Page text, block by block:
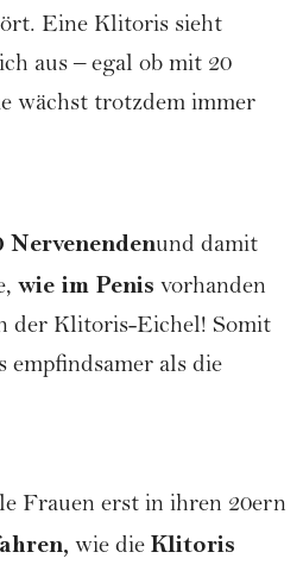
Eine Klitoris sieht
aus – egal ob mit 20
wächst trotzdem immer
Nervenendenund damit
wie im Penis vorhanden
der Klitoris-Eichel! Somit
als die
Frauen erst in ihren 20ern
wie die Klitoris